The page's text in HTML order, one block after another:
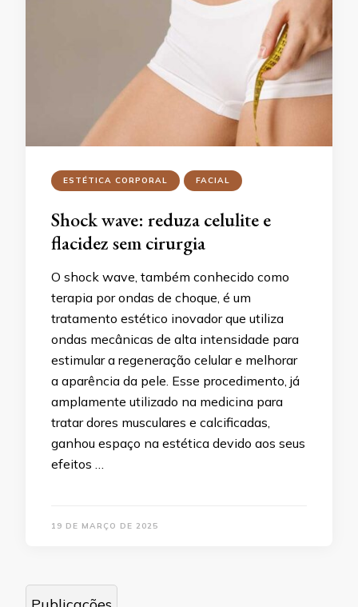
ESTÉTICA CORPORAL FACIAL
Shock wave: reduza celulite e
flacidez sem cirurgia
O shock wave, também conhecido como
terapia por ondas de choque, é um
tratamento estético inovador que utiliza
ondas mecânicas de alta intensidade para
estimular a regeneração celular e melhorar
a aparência da pele. Esse procedimento, já
amplamente utilizado na medicina para
tratar dores musculares e calcificadas,
ganhou espaço na estética devido aos seus
efeitos …
19 DE MARÇO DE 2025
Navegação